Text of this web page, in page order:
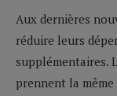
Aux dernières
réduire leurs
supplémentaires.
prennent la